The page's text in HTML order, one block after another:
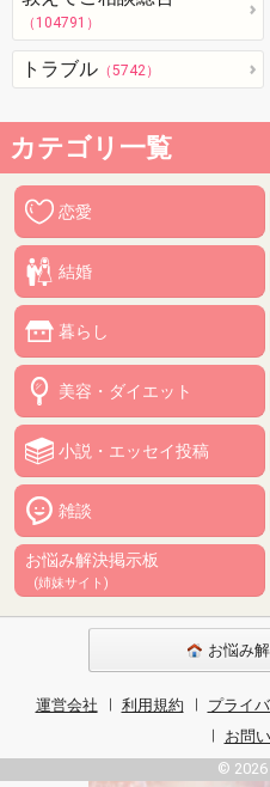
（104791）
トラブル （5742）
カテゴリ一覧
恋愛
結婚
暮らし
美容・ダイエット
小説・エッセイ投稿
雑談
お悩み解決掲示板
(姉妹サイト)
お悩み
運営会社 利用規約 プライ
お問
©